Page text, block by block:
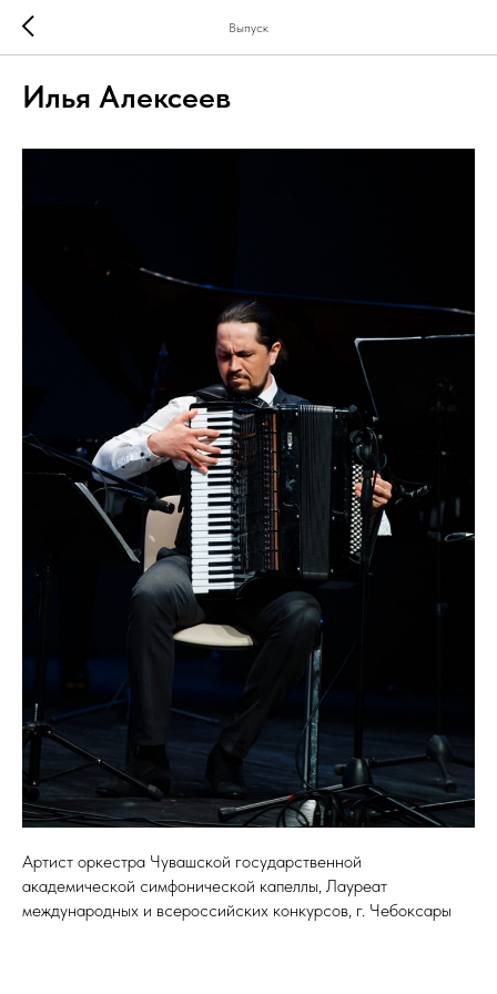
Выпуск
Илья Алексеев
Артист оркестра Чувашской государственной
академической симфонической капеллы, Лауреат
международных и всероссийских конкурсов, г. Чебоксары